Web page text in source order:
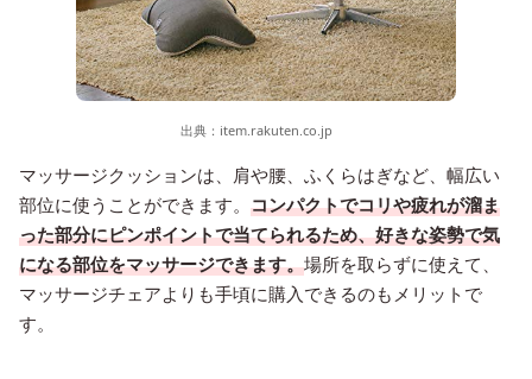
出典： item.rakuten.co.jp
マッサージクッションは、肩や腰、ふくらはぎなど、幅広い
部位に使うことができます。 コンパクトでコリや疲れが溜ま
った部分にピンポイントで当てられるため、好きな姿勢で気
になる部位をマッサージできます。場所を取らずに使えて、
マッサージチェアよりも手頃に購入できるのもメリットで
す。